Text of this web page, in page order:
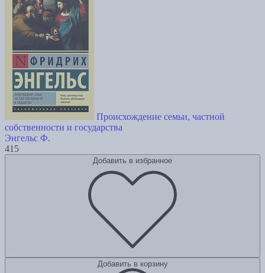
Происхождение семьи, частной
собственности и государства
Энгельс Ф.
415
Добавить в избранное
Добавить в корзину